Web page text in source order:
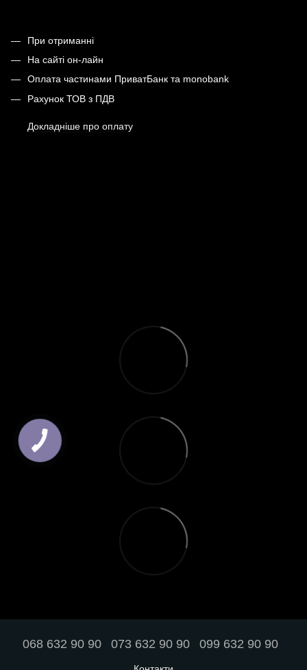
При отриманні
На сайті он-лайн
Оплата частинами ПриватБанк та monobank
Рахунок ТОВ з ПДВ
Докладніше про оплату
068 632 90 90 073 632 90 90 099 632 90 90